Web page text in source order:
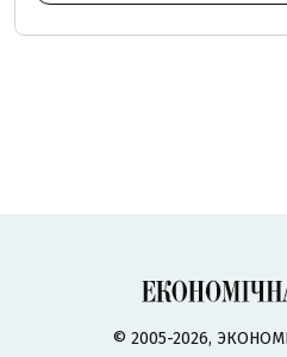
© 2005-2026,